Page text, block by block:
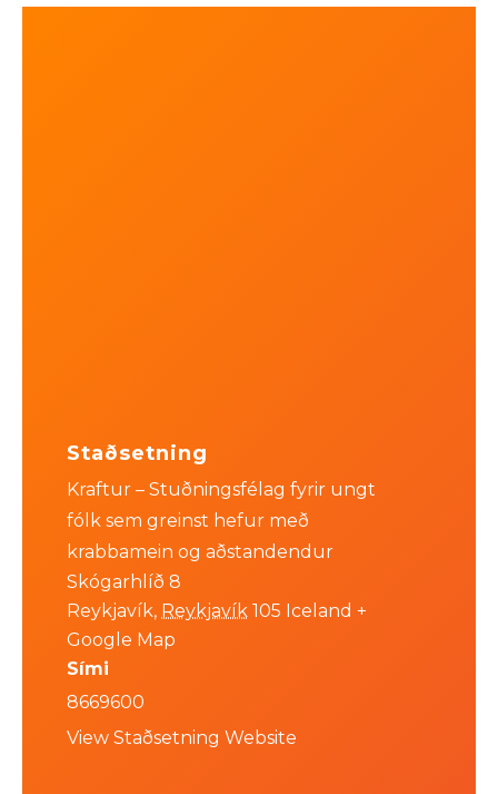
Staðsetning
Kraftur – Stuðningsfélag fyrir ungt
fólk sem greinst hefur með
krabbamein og aðstandendur
Skógarhlíð 8
Reykjavík, Reykjavík 105 Iceland +
Google Map
Sími
8669600
View Staðsetning Website